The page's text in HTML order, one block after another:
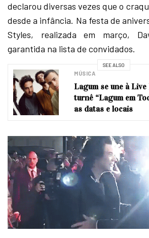
declarou diversas vezes que o
desde a infância. Na festa de
Styles, realizada em março,
garantida na lista de convidados.
SEE ALSO
MÚSICA
Lagum se une à
turnê “Lagum em
as datas e locais